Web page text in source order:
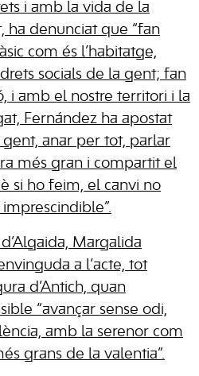
i amb la vida de la
ha denunciat que “fan
com és l’habitatge,
socials de la gent; fan
i amb el nostre territori i la
Fernández ha apostat
anar per tot, parlar
més gran i compartit el
si ho feim, el canvi no
Margalida
a l’acte, tot
d’Antich, quan
“avançar sense odi,
amb la serenor com
grans de la valentia”.